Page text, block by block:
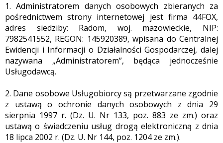
1. Administratorem danych osobowych zbieranych za
pośrednictwem strony internetowej jest firma 44FOX,
adres siedziby: Radom, woj. mazowieckie, NIP:
7982541552, REGON: 145920389, wpisana do Centralnej
Ewidencji i Informacji o Działalności Gospodarczej, dalej
nazywana „Administratorem”, będąca jednocześnie
Usługodawcą.
2. Dane osobowe Usługobiorcy są przetwarzane zgodnie
z ustawą o ochronie danych osobowych z dnia 29
sierpnia 1997 r. (Dz. U. Nr 133, poz. 883 ze zm.) oraz
ustawą o świadczeniu usług drogą elektroniczną z dnia
18 lipca 2002 r. (Dz. U. Nr 144, poz. 1204 ze zm.).